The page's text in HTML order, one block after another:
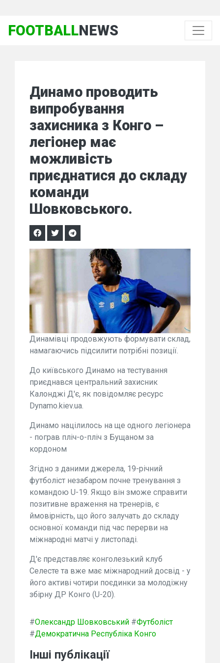
FOOTBALLNEWS
Динамо проводить
випробування
захисника з Конго –
легіонер має
можливість
приєднатися до складу
команди
Шовковського.
Динамівці продовжують формувати склад,
намагаючись підсилити потрібні позиції.
До київського Динамо на тестування
приєднався центральний захисник
Калонджі Д'є, як повідомляє ресурс
Dynamo.kiev.ua.
Динамо націлилось на ще одного легіонера
- пограв пліч-о-пліч з Бущаном за
кордоном
Згідно з даними джерела, 19-річний
футболіст незабаром почне тренування з
командою U-19. Якщо він зможе справити
позитивне враження на тренерів, є
ймовірність, що його залучать до складу
основної команди під час перерви на
міжнародні матчі у листопаді.
Д'є представляє конголезький клуб
Селесте та вже має міжнародний досвід - у
його активі чотири поєдинки за молодіжну
збірну ДР Конго (U-20).
#Олександр Шовковський #Футболіст
#Демократична Республіка Конго
Інші публікації